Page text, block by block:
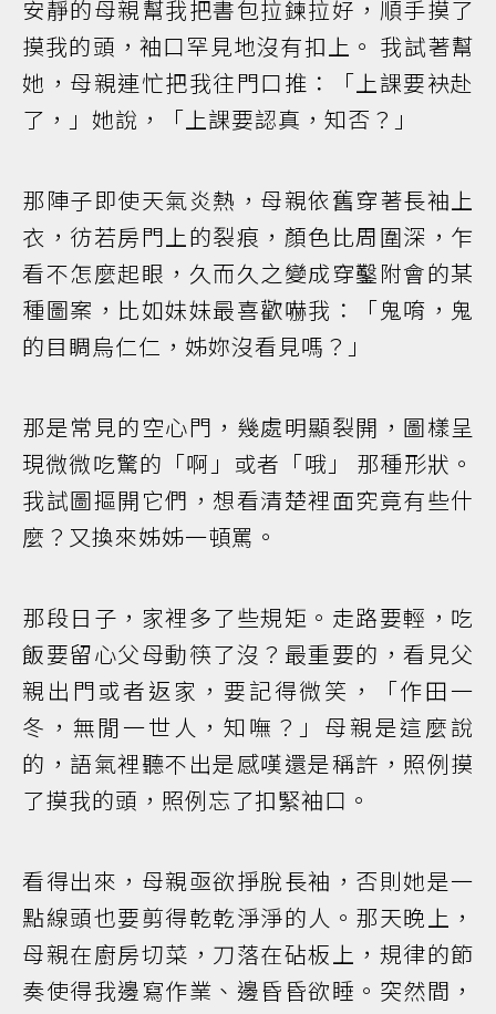
安靜的母親幫我把書包拉鍊拉好，順手摸了
摸我的頭，袖口罕見地沒有扣上。 我試著幫
她，母親連忙把我往門口推：「上課要袂赴
了，」她說，「上課要認真，知否？」
那陣子即使天氣炎熱，母親依舊穿著長袖上
衣，彷若房門上的裂痕，顏色比周圍深，乍
看不怎麼起眼，久而久之變成穿鑿附會的某
種圖案，比如妹妹最喜歡嚇我：「鬼唷，鬼
的目睭烏仁仁，姊妳沒看見嗎？」
那是常見的空心門，幾處明顯裂開，圖樣呈
現微微吃驚的「啊」或者「哦」 那種形狀。
我試圖摳開它們，想看清楚裡面究竟有些什
麼？又換來姊姊一頓罵。
那段日子，家裡多了些規矩。走路要輕，吃
飯要留心父母動筷了沒？最重要的，看見父
親出門或者返家，要記得微笑，「作田一
冬，無閒一世人，知嘸？」母親是這麼說
的，語氣裡聽不出是感嘆還是稱許，照例摸
了摸我的頭，照例忘了扣緊袖口。
看得出來，母親亟欲掙脫長袖，否則她是一
點線頭也要剪得乾乾淨淨的人。那天晚上，
母親在廚房切菜，刀落在砧板上，規律的節
奏使得我邊寫作業、邊昏昏欲睡。突然間，